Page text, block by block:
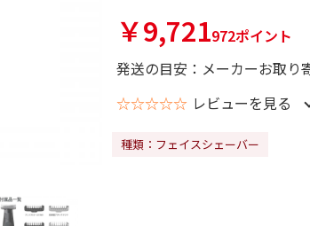
￥9,721972ポイント
発送の目安：メーカーお取り
☆☆☆☆☆ レビューを見る
種類：フェイスシェーバー